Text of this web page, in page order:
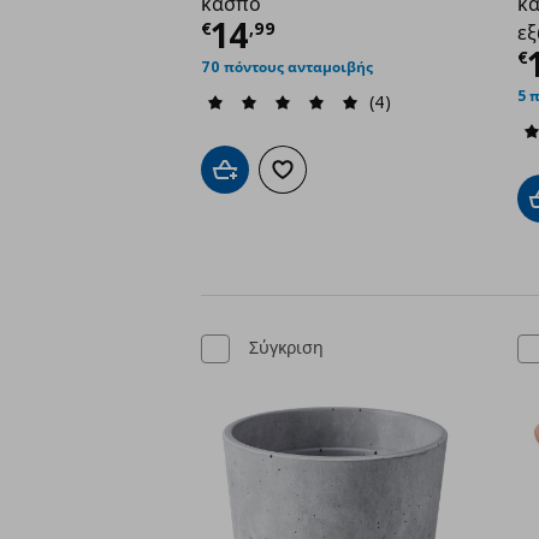
€14,99
Τρέχουσα τιμή €
70 πόντους ανταμοιβής
(4)
Προσθήκη στο καλάθι
Προσθήκη στα αγαπημένα
€
5
Σύγκριση